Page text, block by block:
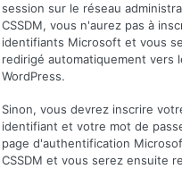
session sur le réseau
CSSDM, vous n'aurez pas à
identifiants Microsoft et vous
redirigé automatiquement vers
WordPress.
Sinon, vous devrez inscrire
identifiant et votre mot de
page d'authentification
CSSDM et vous serez ensuite